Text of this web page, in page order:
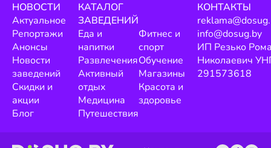
НОВОСТИ
Актуальное
Репортажи
Анонсы
Новости
заведений
Скидки и
акции
Блог
КАТАЛОГ
ЗАВЕДЕНИЙ
Еда и
напитки
Развлечения
Активный
отдых
Медицина
Путешествия
Фитнес и
спорт
Обучение
Магазины
Красота и
здоровье
КОНТАКТЫ
info@dosug.by
ИП Резько
Николаевич
291573618